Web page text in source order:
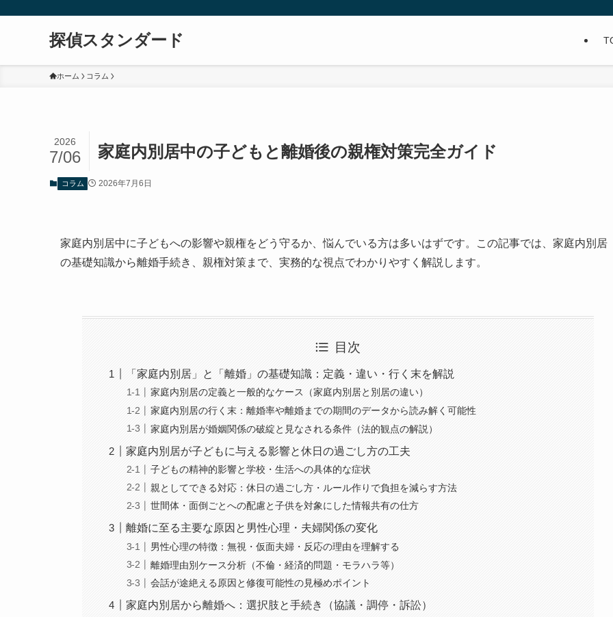
探偵スタンダード
ホーム コラム
家庭内別居中の子どもと離婚後の親権対策完全ガイド
2026
7/06
コラム 2026年7月6日
家庭内別居中に子どもへの影響や親権をどう守るか、悩んでいる方は多いはずです。この記事では、家庭内別居
の基礎知識から離婚手続き、親権対策まで、実務的な視点でわかりやすく解説します。
目次
「家庭内別居」と「離婚」の基礎知識：定義・違い・行く末を解説
家庭内別居の定義と一般的なケース（家庭内別居と別居の違い）
家庭内別居の行く末：離婚率や離婚までの期間のデータから読み解く可能性
家庭内別居が婚姻関係の破綻と見なされる条件（法的観点の解説）
家庭内別居が子どもに与える影響と休日の過ごし方の工夫
子どもの精神的影響と学校・生活への具体的な症状
親としてできる対応：休日の過ごし方・ルール作りで負担を減らす方法
世間体・面倒ごとへの配慮と子供を対象にした情報共有の仕方
離婚に至る主要な原因と男性心理・夫婦関係の変化
男性心理の特徴：無視・仮面夫婦・反応の理由を理解する
離婚理由別ケース分析（不倫・経済的問題・モラハラ等）
会話が途絶える原因と修復可能性の見極めポイント
家庭内別居から離婚へ：選択肢と手続き（協議・調停・訴訟）